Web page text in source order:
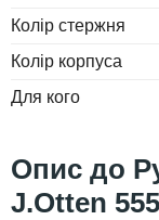
Колір стержня
Колір корпуса
Для кого
J.Otten 555